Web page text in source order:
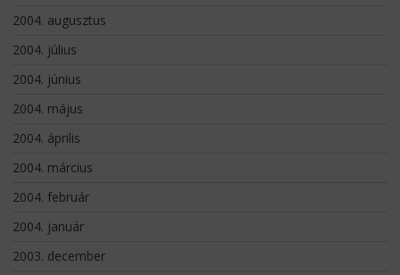
2004. augusztus
2004. július
2004. június
2004. május
2004. április
2004. március
2004. február
2004. január
2003. december